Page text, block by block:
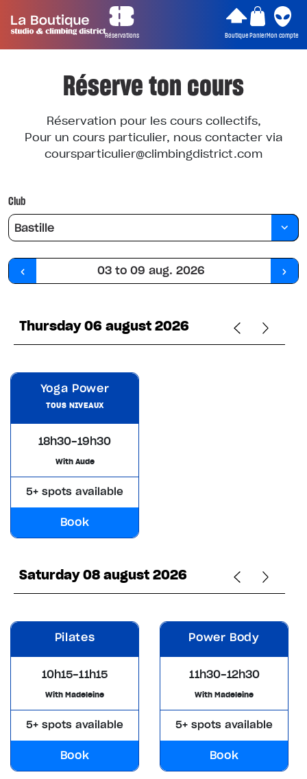
Réserve ton cours
Réservation pour les cours collectifs,
Pour un cours particulier, nous contacter via
coursparticulier@climbingdistrict.com
Club
Bastille
03 to 09 aug. 2026
Thursday 06 august 2026
Yoga Power
TOUS NIVEAUX
18h30-19h30
With Aude
5+ spots available
Book
Saturday 08 august 2026
Pilates
10h15-11h15
With Madeleine
5+ spots available
Book
Power Body
11h30-12h30
With Madeleine
5+ spots available
Book
Mon compte
Panier
Boutique
Réservations